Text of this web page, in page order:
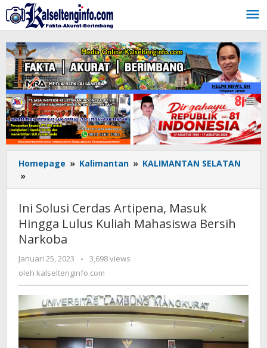
Lewati
ke
konten
Homepage » Kalimantan » KALIMANTAN SELATAN
»
Solusi
Cerdas
Artipena,
Masuk
Hingga
Kuliah
Mahasiswa
Bersih
Narkoba
Ini Solusi Cerdas Artipena, Masuk
Hingga Lulus Kuliah Mahasiswa Bersih
Narkoba
Januari 25, 2023
oleh
kalseltenginfo.com
-
3,698 views
oleh kalseltenginfo.com